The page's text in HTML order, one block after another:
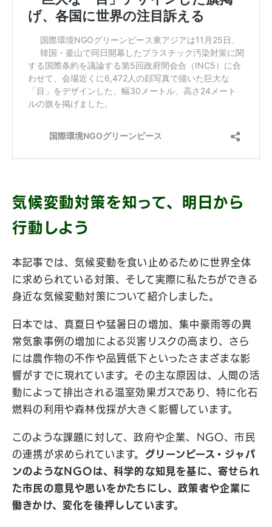
気候変動対策を知って、明日から
行動しよう
本記事では、気候変動を食い止めるために世界全体
に求められている対策、そして実際に私たちができる
身近な気候変動対策について紹介しました。
日本では、真夏日や猛暑日の増加、集中豪雨等の異
常気象事例の増加による災害リスクの高まり、さら
には農作物の不作や品質低下といったさまざまな影
響がすでに現れています。その主な原因は、人間の活
動によって排出される温室効果ガスであり、特に化石
燃料の利用や森林伐採が大きく影響しています。
このような課題に対して、政府や企業、NGO、市民
の連携が求められています。 グリーンピース・ジャパ
ンのようなNGOは、科学的な知見を基に、寄せられ
た市民の意見や思いをかたちにし、政策者や企業に
働きかけ、変化を後押ししています。